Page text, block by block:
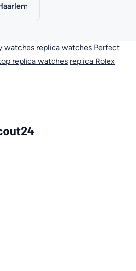
watches replica watches Perfect
replica watches replica Rolex